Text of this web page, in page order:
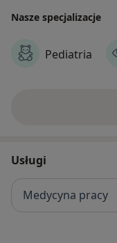
Nasze specjalizacje
Pediatria
Usługi
Medycyna pracy